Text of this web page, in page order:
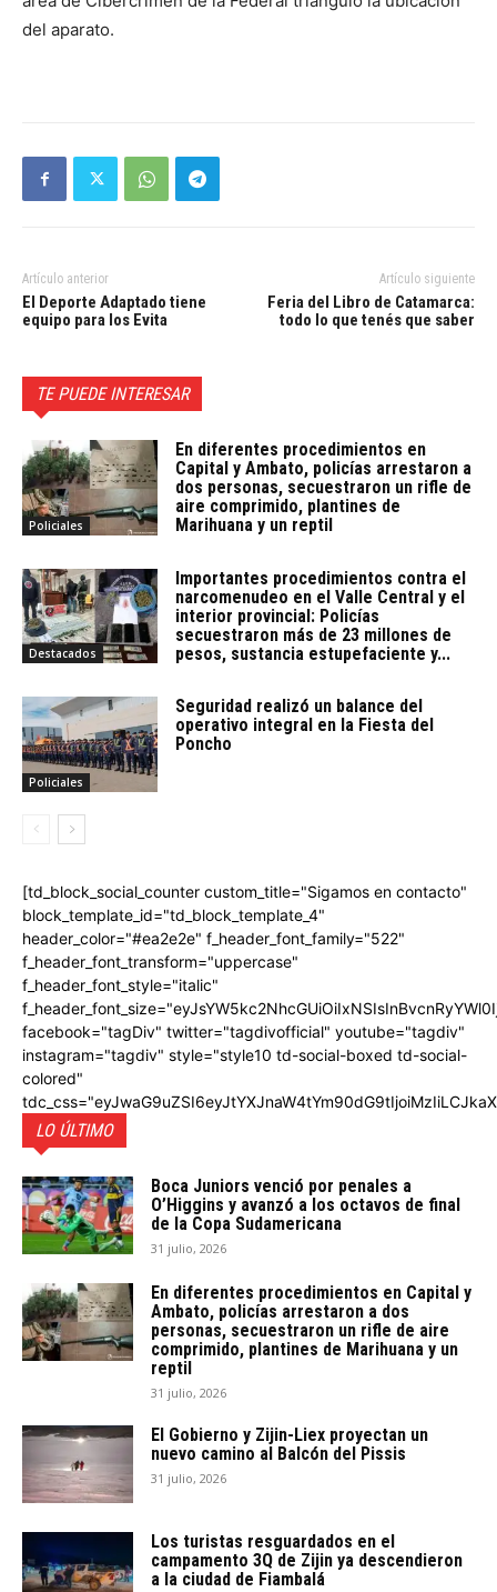
del aparato.
Artículo anterior
El Deporte Adaptado tiene
equipo para los Evita
Artículo siguiente
Feria del Libro de Catamarca:
todo lo que tenés que saber
TE PUEDE INTERESAR
Policiales
En diferentes procedimientos en
Capital y Ambato, policías arrestaron a
dos personas, secuestraron un rifle de
aire comprimido, plantines de
Marihuana y un reptil
Destacados
Importantes procedimientos contra el
narcomenudeo en el Valle Central y el
interior provincial: Policías
secuestraron más de 23 millones de
pesos, sustancia estupefaciente y...
Policiales
Seguridad realizó un balance del
operativo integral en la Fiesta del
Poncho
[td_block_social_counter custom_title="Sigamos en contacto"
block_template_id="td_block_template_4"
header_color="#ea2e2e" f_header_font_family="522"
f_header_font_transform="uppercase"
f_header_font_style="italic"
facebook="tagDiv" twitter="tagdivofficial" youtube="tagdiv"
instagram="tagdiv" style="style10 td-social-boxed td-social-
colored"
LO ÚLTIMO
Boca Juniors venció por penales a
O’Higgins y avanzó a los octavos de final
de la Copa Sudamericana
31 julio, 2026
En diferentes procedimientos en Capital y
Ambato, policías arrestaron a dos
personas, secuestraron un rifle de aire
comprimido, plantines de Marihuana y un
reptil
31 julio, 2026
El Gobierno y Zijin-Liex proyectan un
nuevo camino al Balcón del Pissis
31 julio, 2026
Los turistas resguardados en el
campamento 3Q de Zijin ya descendieron
a la ciudad de Fiambalá